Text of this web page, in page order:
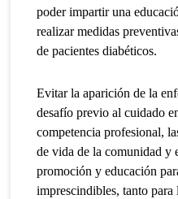
poder impartir una
realizar medidas
de pacientes diabéticos.
Evitar la aparición de la
desafío previo al cuidado
competencia profesional,
de vida de la comunidad y
promoción y educación
imprescindibles, tanto